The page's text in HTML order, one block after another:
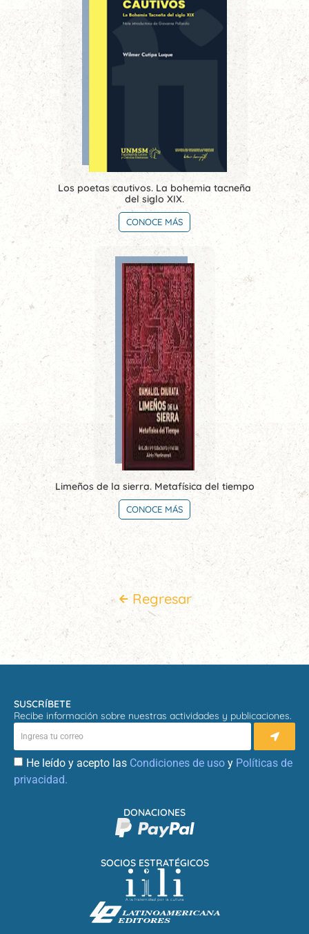
Los poetas cautivos. La bohemia tacneña
del siglo XIX.
CONOCE MÁS
Limeños de la sierra. Metafísica del tiempo
CONOCE MÁS
Regresar
SUSCRÍBETE
Recibe información sobre nuestras actividades y publicaciones.
He leído y acepto las Condiciones de uso y Políticas de
privacidad.
SOCIOS ESTRATÉGICOS
DONACIONES